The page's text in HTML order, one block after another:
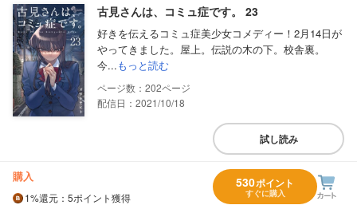
古見さんは、コミュ症です。 23
好きを伝えるコミュ症美少女コメディー！2月14日が
やってきました。屋上。伝説の木の下。校舎裏。
今...もっと読む
202
配信日：2021/10/18
試し読み
購入
1%還元 ：5ポイント獲得
530ポイント
すぐに購入